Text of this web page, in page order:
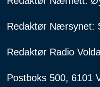
Redaktør Nærsynet:
Redaktør Radio
Postboks 500, 6101